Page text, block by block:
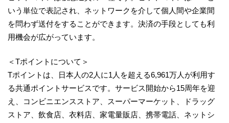
いう単位で表記され、ネットワークを介して個人間や企業間
を問わず送付をすることができます。決済の手段としても利
用機会が広がっています。
＜Tポイントについて＞
Tポイントは、日本人の2人に1人を超える6,961万人が利用す
る共通ポイントサービスです。サービス開始から15周年を迎
え、コンビニエンスストア、スーパーマーケット、ドラッグ
ストア、飲食店、衣料店、家電量販店、携帯電話、ネットシ